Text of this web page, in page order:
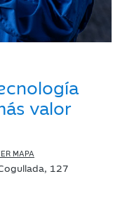
valor
MAPA
127